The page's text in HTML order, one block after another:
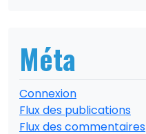
Méta
Connexion
Flux des publications
Flux des commentaires